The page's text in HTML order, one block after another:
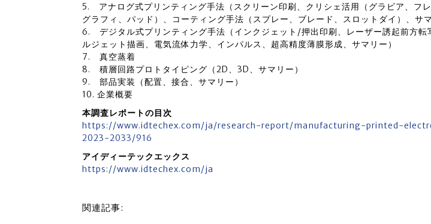
5. アナログ式プリンティング手法（スクリーン印刷、クリシェ活用（グラビア、フ
グラフィ、パッド）、コーティング手法（スプレー、ブレード、スロットダイ）、サマ
6. デジタル式プリンティング手法（インクジェット/押出印刷、レーザー誘起前方転
ルジェット描画、電気流体力学、インパルス、超高精度薄膜形成、サマリー）
7. 真空蒸着
8. 積層回路プロトタイピング（2D、3D、サマリー）
9. 部品実装（配置、接合、サマリー）
10. 企業概要
本調査レポートの目次
https://www.idtechex.com/ja/research-report/manufacturing-printed-
2023-2033/916
アイディーテックエックス
https://www.idtechex.com/ja
関連記事: